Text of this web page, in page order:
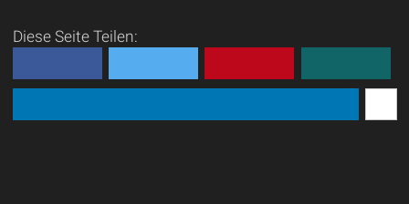
Diese Seite Teilen: